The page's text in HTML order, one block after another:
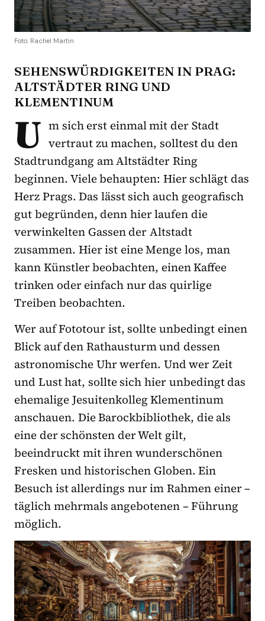
Foto: Rachel Martin
SEHENSWÜRDIGKEITEN IN PRAG:
ALTSTÄDTER RING UND
KLEMENTINUM
U m sich erst einmal mit der Stadt
vertraut zu machen, solltest du den
Stadtrundgang am Altstädter Ring
beginnen. Viele behaupten: Hier schlägt das
Herz Prags. Das lässt sich auch geografisch
gut begründen, denn hier laufen die
verwinkelten Gassen der Altstadt
zusammen. Hier ist eine Menge los, man
kann Künstler beobachten, einen Kaffee
trinken oder einfach nur das quirlige
Treiben beobachten.
Wer auf Fototour ist, sollte unbedingt einen
Blick auf den Rathausturm und dessen
astronomische Uhr werfen. Und wer Zeit
und Lust hat, sollte sich hier unbedingt das
ehemalige Jesuitenkolleg Klementinum
anschauen. Die Barockbibliothek, die als
eine der schönsten der Welt gilt,
beeindruckt mit ihren wunderschönen
Fresken und historischen Globen. Ein
Besuch ist allerdings nur im Rahmen einer –
täglich mehrmals angebotenen – Führung
möglich.